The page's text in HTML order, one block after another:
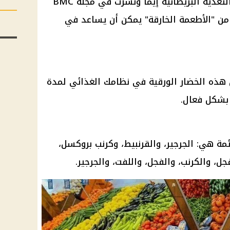
الأطعمة الخارقة" يمكن أن يساعد في
الخضار الورقية في نظامك الغذائي لمدة
فعال.
هي: الجرجير، والقرنبيط، وكرنب بروكسل،
والكرنب، والفجل، واللفت، والجرجير.